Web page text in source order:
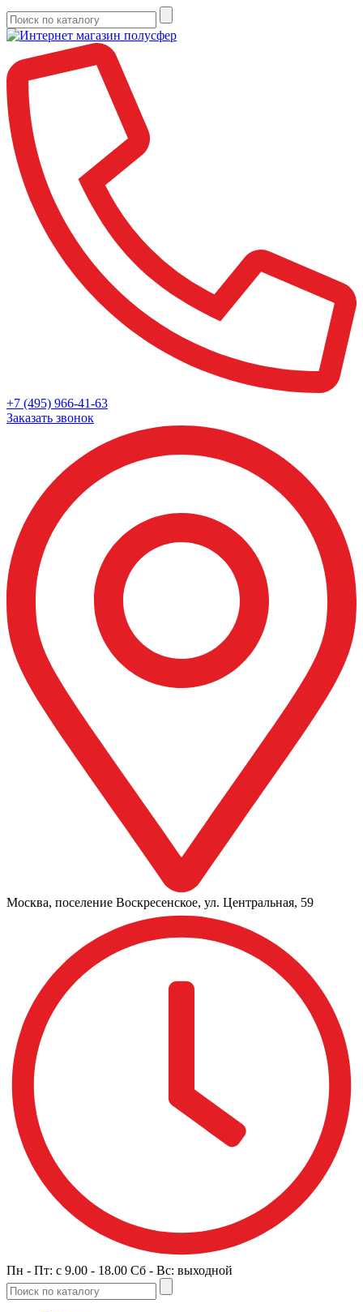
+7 (495) 966-41-63
Заказать звонок
Москва, поселение Воскресенское, ул. Центральная, 59
Пн - Пт: c 9.00 - 18.00 Сб - Вс: выходной